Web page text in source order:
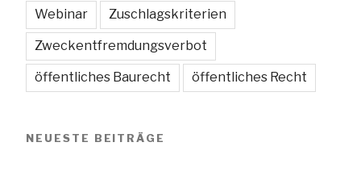
Webinar Zuschlagskriterien
Zweckentfremdungsverbot
öffentliches Baurecht öffentliches Recht
NEUESTE BEITRÄGE